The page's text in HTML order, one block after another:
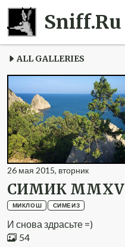
Sniff.Ru
ALL GALLERIES
26 мая 2015, вторник
СИМИК MMXV
МИКЛОШ СИМЕИЗ
И снова здрасьте =)
54